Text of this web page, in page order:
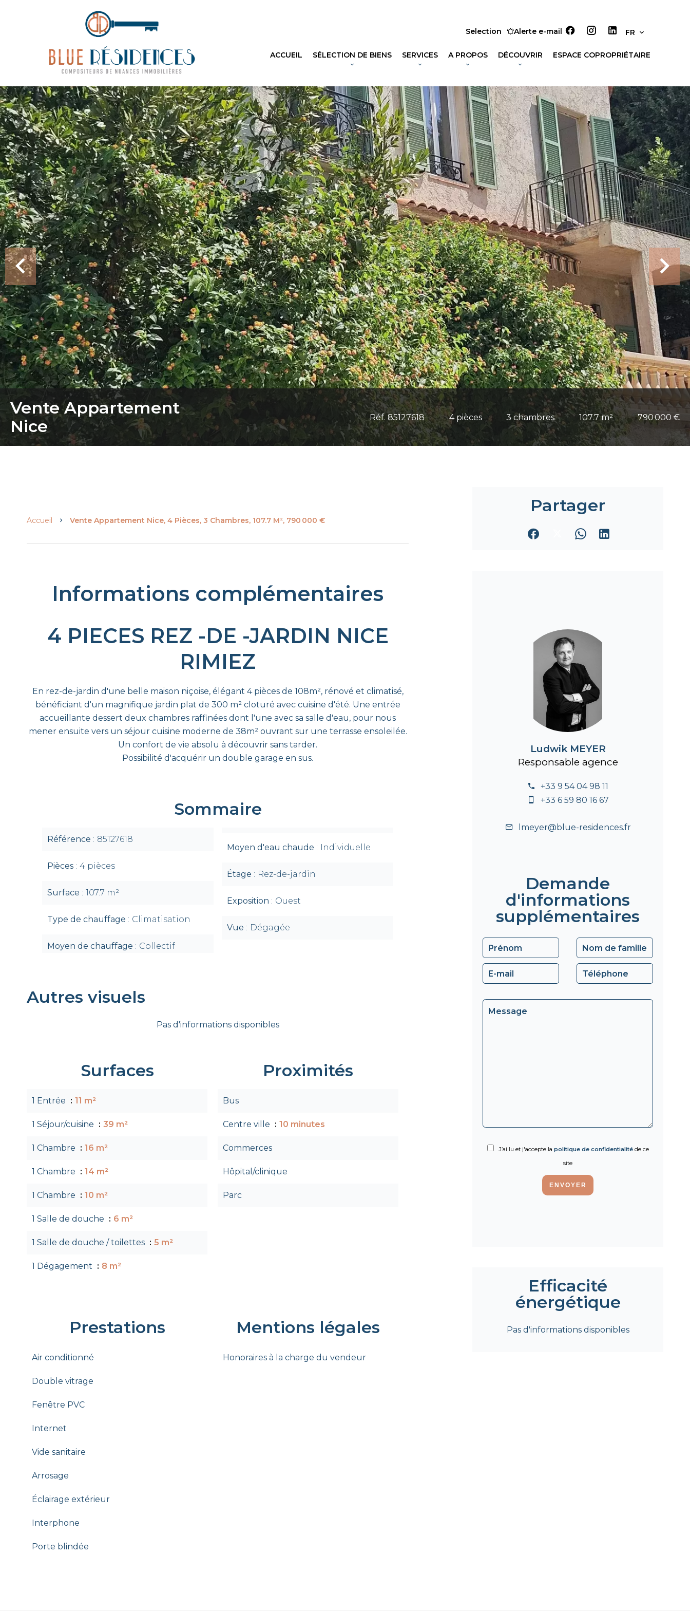
Selection Alerte e-mail FR
ACCUEIL SÉLECTION DE BIENS SERVICES A PROPOS DÉCOUVRIR ESPACE COPROPRIÉTAIRE
Vente Appartement
Nice
Réf. 85127618 4 pièces 3 chambres 107.7 m² 790 000 €
Accueil Vente Appartement Nice, 4 Pièces, 3 Chambres, 107.7 M², 790 000 €
Informations complémentaires
4 PIECES REZ -DE -JARDIN NICE
RIMIEZ
En rez-de-jardin d'une belle maison niçoise, élégant 4 pièces de 108m², rénové et climatisé,
bénéficiant d'un magnifique jardin plat de 300 m² cloturé avec cuisine d'été. Une entrée
accueillante dessert deux chambres raffinées dont l'une avec sa salle d'eau, pour nous
mener ensuite vers un séjour cuisine moderne de 38m² ouvrant sur une terrasse ensoleilée.
Un confort de vie absolu à découvrir sans tarder.
Possibilité d'acquérir un double garage en sus.
Sommaire
Référence 85127618
Pièces 4 pièces
Surface 107.7 m²
Type de chauffage Climatisation
Moyen de chauffage Collectif
Moyen d'eau chaude Individuelle
Étage Rez-de-jardin
Exposition Ouest
Vue Dégagée
Autres visuels
Pas d'informations disponibles
Surfaces
1 Entrée 11 m²
1 Séjour/cuisine 39 m²
1 Chambre 16 m²
1 Chambre 14 m²
1 Chambre 10 m²
1 Salle de douche 6 m²
1 Salle de douche / toilettes 5 m²
1 Dégagement 8 m²
Proximités
Bus
Centre ville 10 minutes
Commerces
Hôpital/clinique
Parc
Prestations
Air conditionné
Double vitrage
Fenêtre PVC
Internet
Vide sanitaire
Arrosage
Éclairage extérieur
Interphone
Porte blindée
Mentions légales
Honoraires à la charge du vendeur
Partager
Ludwik MEYER
Responsable agence
+33 9 54 04 98 11
+33 6 59 80 16 67
lmeyer@blue-residences.fr
Demande
d'informations
supplémentaires
J’ai lu et j'accepte la politique de confidentialitéde ce
site
ENVOYER
Efficacité
énergétique
Pas d'informations disponibles